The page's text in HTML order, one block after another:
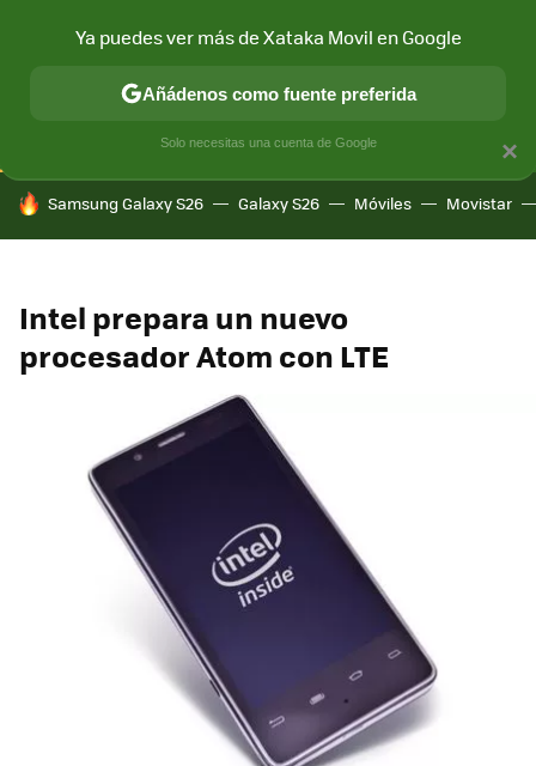
CONECTIVIDAD MÓVIL Y SOCIEDAD APLICACIONES
HOY SE HABLA DE
Samsung Galaxy S26 Galaxy S26 Móviles Movistar
Intel prepara un nuevo
procesador Atom con LTE
×
Ya puedes ver más de Xataka Movil en Google
Añádenos como fuente preferida
Solo necesitas una cuenta de Google